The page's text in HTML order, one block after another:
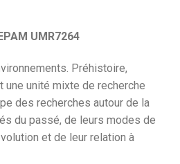
UMR7264
Préhistoire,
unité mixte de recherche
des recherches autour de la
du passé, de leurs modes de
et de leur relation à